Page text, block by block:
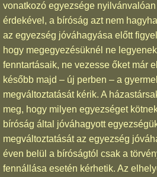
vonatkozó egyezsége
érdekével, a bíróság azt nem
az egyezség jóváhagyása előtt
hogy megegyezésüknél ne
fenntartásaik, ne vezesse őket már
később majd – új perben – a
megváltoztatását kérik. A
meg, hogy milyen egyezséget
bíróság által jóváhagyott
megváltoztatását az egyezség
éven belül a bíróságtól csak a
fennállása esetén kérhetik. Az